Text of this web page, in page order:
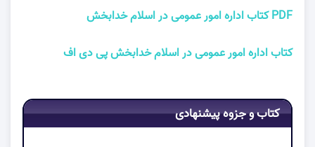
PDF کتاب اداره امور عمومی در اسلام خدابخش
کتاب اداره امور عمومی در اسلام خدابخش پی دی اف
کتاب و جزوه پیشنهادی